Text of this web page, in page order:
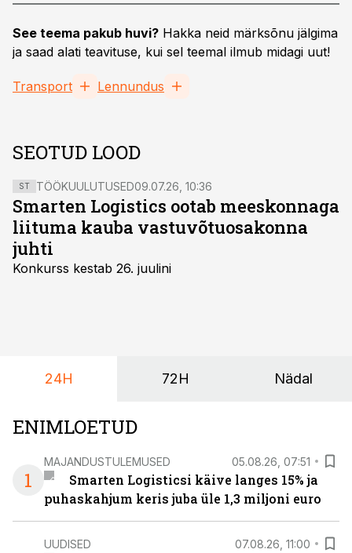
See teema pakub huvi? Hakka neid märksõnu jälgima
ja saad alati teavituse, kui sel teemal ilmub midagi uut!
Transport Lennundus
SEOTUD LOOD
ST TÖÖKUULUTUSED09.07.26, 10:36
Smarten Logistics ootab meeskonnaga
liituma kauba vastuvõtuosakonna
juhti
Konkurss kestab 26. juulini
24H 72H Nädal
ENIMLOETUD
1
MAJANDUSTULEMUSED 05.08.26, 07:51
Smarten Logisticsi käive langes 15% ja
puhaskahjum keris juba üle 1,3 miljoni euro
UUDISED 07.08.26, 11:00